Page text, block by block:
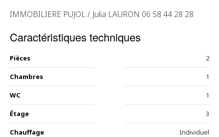
IMMOBILIERE PUJOL / Julia LAURON 06 58 44 28 28
Caractéristiques techniques
Pièces 2
Chambres 1
WC 1
Étage 3
Chauffage Individuel